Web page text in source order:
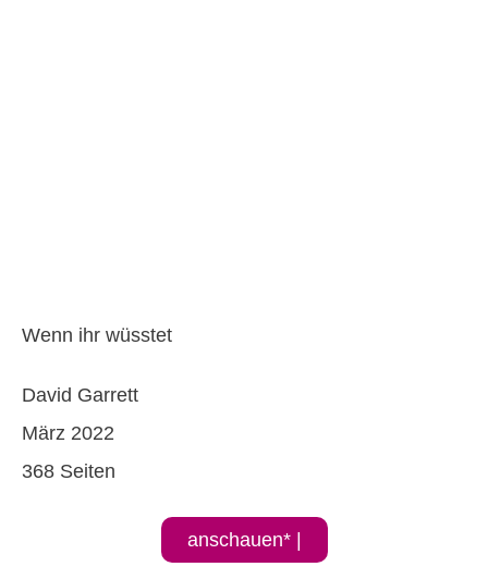
Wenn ihr wüsstet
David Garrett
März 2022
368 Seiten
anschauen* |